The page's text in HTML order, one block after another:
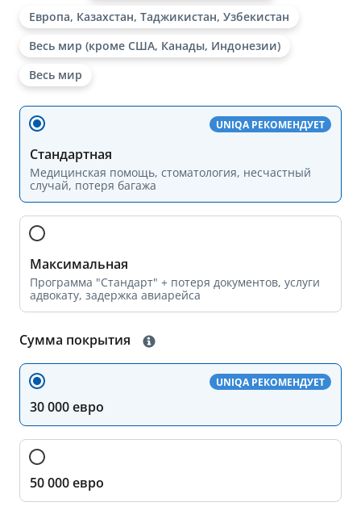
Европа, Казахстан, Таджикистан, Узбекистан
Весь мир (кроме США, Канады, Индонезии)
Весь мир
Стандартная
Медицинская помощь, стоматология, несчастный
случай, потеря багажа
UNIQA РЕКОМЕНДУЕТ
Максимальная
Программа "Стандарт" + потеря документов, услуги
адвокату, задержка авиарейса
Сумма покрытия
30 000 евро
UNIQA РЕКОМЕНДУЕТ
50 000 евро